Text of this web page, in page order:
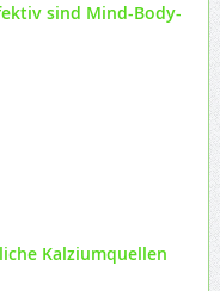
sind Mind-Body-
Kalziumquellen